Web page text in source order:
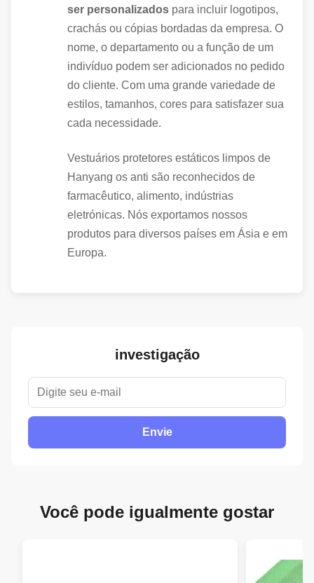
ser personalizados para incluir logotipos,
crachás ou cópias bordadas da empresa. O
nome, o departamento ou a função de um
indivíduo podem ser adicionados no pedido
do cliente. Com uma grande variedade de
estilos, tamanhos, cores para satisfazer sua
cada necessidade.
Vestuários protetores estáticos limpos de
Hanyang os anti são reconhecidos de
farmacêutico, alimento, indústrias
eletrónicas. Nós exportamos nossos
produtos para diversos países em Ásia e em
Europa.
investigação
Envie
Você pode igualmente gostar